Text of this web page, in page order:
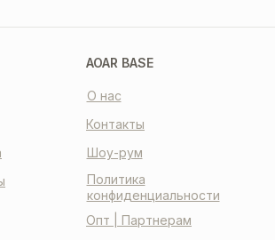
AOAR BASE
О нас
Контакты
Шоу-рум
Политика
конфиденциальности
Опт | Партнерам